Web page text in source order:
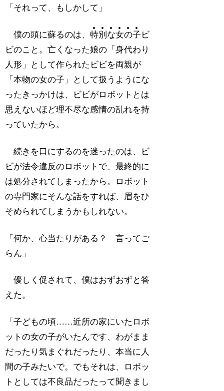
「それって、もしかして」
僕の頭に蘇るのは、特別 な女の子 ビ
ビのこと。亡くなった娘の「身代わり
人形」として作られたビビを両親が
「本物の女の子」として扱うようにな
ったきっかけは、ビビがロボットとは
思えないほど理不尽な感情の乱れを持
っていたから。
続きを口にするのを迷ったのは、ビ
ビが法令違反のロボットで、最終的に
は処分されてしまったから。ロボット
の専門家にそんな話をすれば、眉をひ
そめられてしまうかもしれない。
「何か、心当たりがある？ 言ってご
らん」
優しく促されて、僕はおずおずと答
えた。
「子どもの頃……近所の家にいたロボ
ットの女の子がいたんです、わがまま
だったり気まぐれだったり、本当に人
間の子みたいで。でもそれは、ロボッ
トとしては不良品だったって聞きまし